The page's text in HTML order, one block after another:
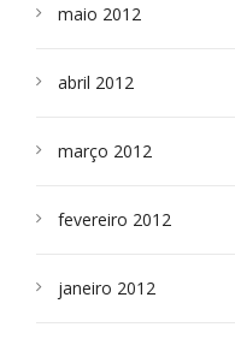
maio 2012
abril 2012
março 2012
fevereiro 2012
janeiro 2012